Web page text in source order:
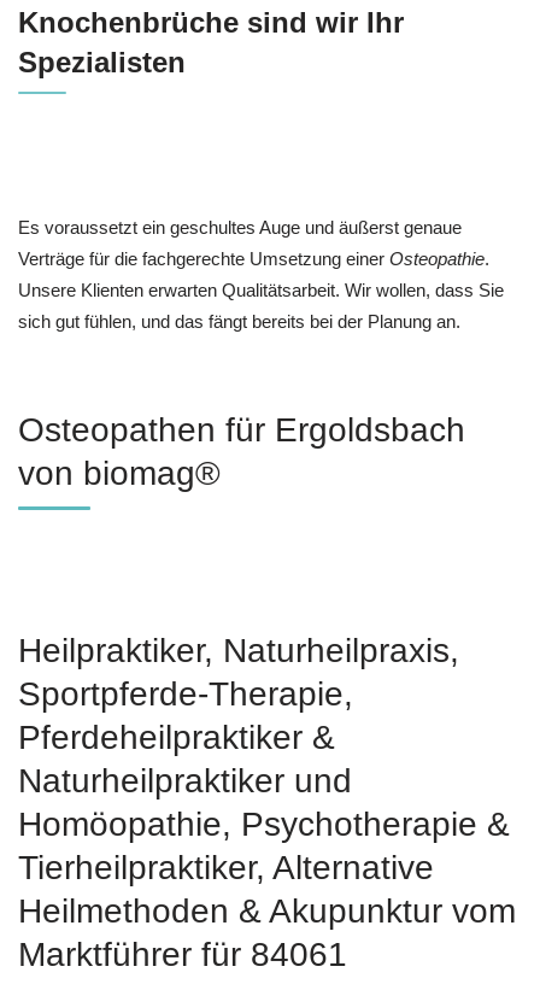
Knochenbrüche sind wir Ihr
Spezialisten
Es voraussetzt ein geschultes Auge und äußerst genaue
Verträge für die fachgerechte Umsetzung einer Osteopathie.
Unsere Klienten erwarten Qualitätsarbeit. Wir wollen, dass Sie
sich gut fühlen, und das fängt bereits bei der Planung an.
Osteopathen für Ergoldsbach
von biomag®
Heilpraktiker, Naturheilpraxis,
Sportpferde-Therapie,
Pferdeheilpraktiker &
Naturheilpraktiker und
‎Homöopathie, ‎Psychotherapie &
‎Tierheilpraktiker, Alternative
Heilmethoden & Akupunktur vom
Marktführer für 84061